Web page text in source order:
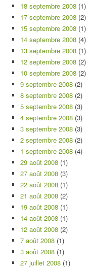
18 septembre 2008 (1)
17 septembre 2008 (2)
15 septembre 2008 (1)
14 septembre 2008 (4)
13 septembre 2008 (1)
12 septembre 2008 (2)
10 septembre 2008 (2)
9 septembre 2008 (2)
8 septembre 2008 (2)
5 septembre 2008 (3)
4 septembre 2008 (3)
3 septembre 2008 (3)
2 septembre 2008 (2)
1 septembre 2008 (4)
29 août 2008 (1)
27 août 2008 (3)
22 août 2008 (1)
21 août 2008 (2)
19 août 2008 (1)
14 août 2008 (1)
12 août 2008 (2)
7 août 2008 (1)
3 août 2008 (1)
27 juillet 2008 (1)